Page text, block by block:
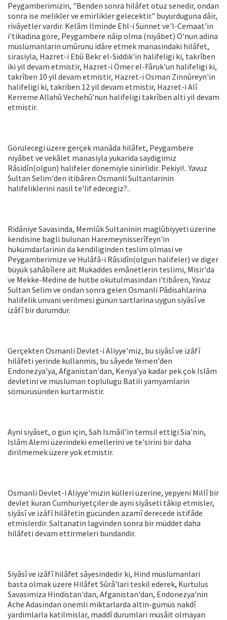
Peygamberimizin, "Benden sonra hilâfet otuz senedir, ondan
sonra ise melikler ve emirlikler gelecektir." buyurduguna dâir,
rivâyetler vardir. Kelâm Ilminde Ehl-i Sünnet ve'l-Cemaat'in
i'tikadina göre, Peygambere nâip olma (niyâbet) O'nun adina
müslümanlarin umûrunu idâre etmek manasindaki hilâfet,
sirasiyla, Hazret-i Ebû Bekr el-Siddik'in halifeligi ki, takrîben
iki yil devam etmistir, Hazret-i Ömer el-Fâruk'un halifeligi ki,
takrîben 10 yil devam etmistir, Hazret-i Osman Zinnûreyn'in
halifeligi ki, takriben 12 yil devam etmistir, Hazret-i Alî
Kerreme Allahû Vechehû'nun halifeligi takrîben alti yil devam
etmistir.
Görülecegi üzere gerçek manâda hilâfet, Peygambere
niyâbet ve vekâlet manasiyla yukarida saydigimiz
Râsidîn(olgun) halifeler dönemiyle sinirlidir. Pekiyi!.. Yavuz
Sultan Selim'den itibâren Osmanli Sultanlarinin
halifeliklerini nasil te'lif edecegiz?..
Ridâniye Savasinda, Memlûk Sultaninin maglûbiyyeti üzerine
kendisine bagli bulunan Haremeynisserîfeyn'in
hükümdarlarinin da kendiliginden teslim olmasi ve
Peygamberimize ve Hulâfâ-i Râsidîn(olgun halifeler) ve diger
büyük sahâbîlere ait Mukaddes emânetlerin teslimi, Misir'da
ve Mekke-Medine de hutbe okutulmasindan i'tibâren, Yavuz
Sultan Selim ve ondan sonra gelen Osmanli Pâdisahlarina
halifelik unvani verilmesi günün sartlarina uygun siyâsî ve
izâfî bir durumdur.
Gerçekten Osmanli Devlet-i Aliyye'miz, bu siyâsî ve izâfî
hilâfeti yerinde kullanmis, bu sâyede Yemen'den
Endonezya'ya, Afganistan'dan, Kenya'ya kadar pek çok Islâm
devletini ve müslüman toplulugu Batili yamyamlarin
sömürüsünden kurtarmistir.
Ayni siyâset, o gün için, Sah Ismâil'in temsil ettigi Sia'nin,
Islâm Alemi üzerindeki emellerini ve te'sirini bir daha
dirilmemek üzere yok etmistir.
Osmanli Devlet-i Aliyye'mizin külleri üzerine, yepyeni Millî bir
devlet kuran Cumhuriyetçiler de ayni siyâseti tâkip etmisler,
siyâsî ve izâfî hilâfetin gücünden azamî derecede istifâde
etmislerdir. Saltanatin lagvinden sonra bir müddet daha
hilâfeti devam ettirmeleri bundandir.
Siyâsî ve izâfî hilâfet sâyesindedir ki, Hind müslümanlari
basta olmak üzere Hilâfet Sûrâ'lari teskil ederek, Kurtulus
Savasimiza Hindistan'dan, Afganistan'dan, Endonezya'nin
Ache Adasindan önemli miktarlarda altin-gümüs nakdî
yardimlarla katilmislar, maddî durumlari müsâit olmayan